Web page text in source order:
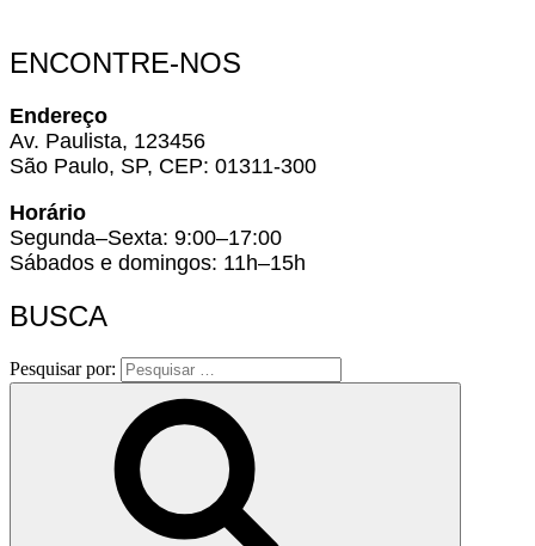
ENCONTRE-NOS
Endereço
Av. Paulista, 123456
São Paulo, SP, CEP: 01311-300
Horário
Segunda–Sexta: 9:00–17:00
Sábados e domingos: 11h–15h
BUSCA
Pesquisar por: